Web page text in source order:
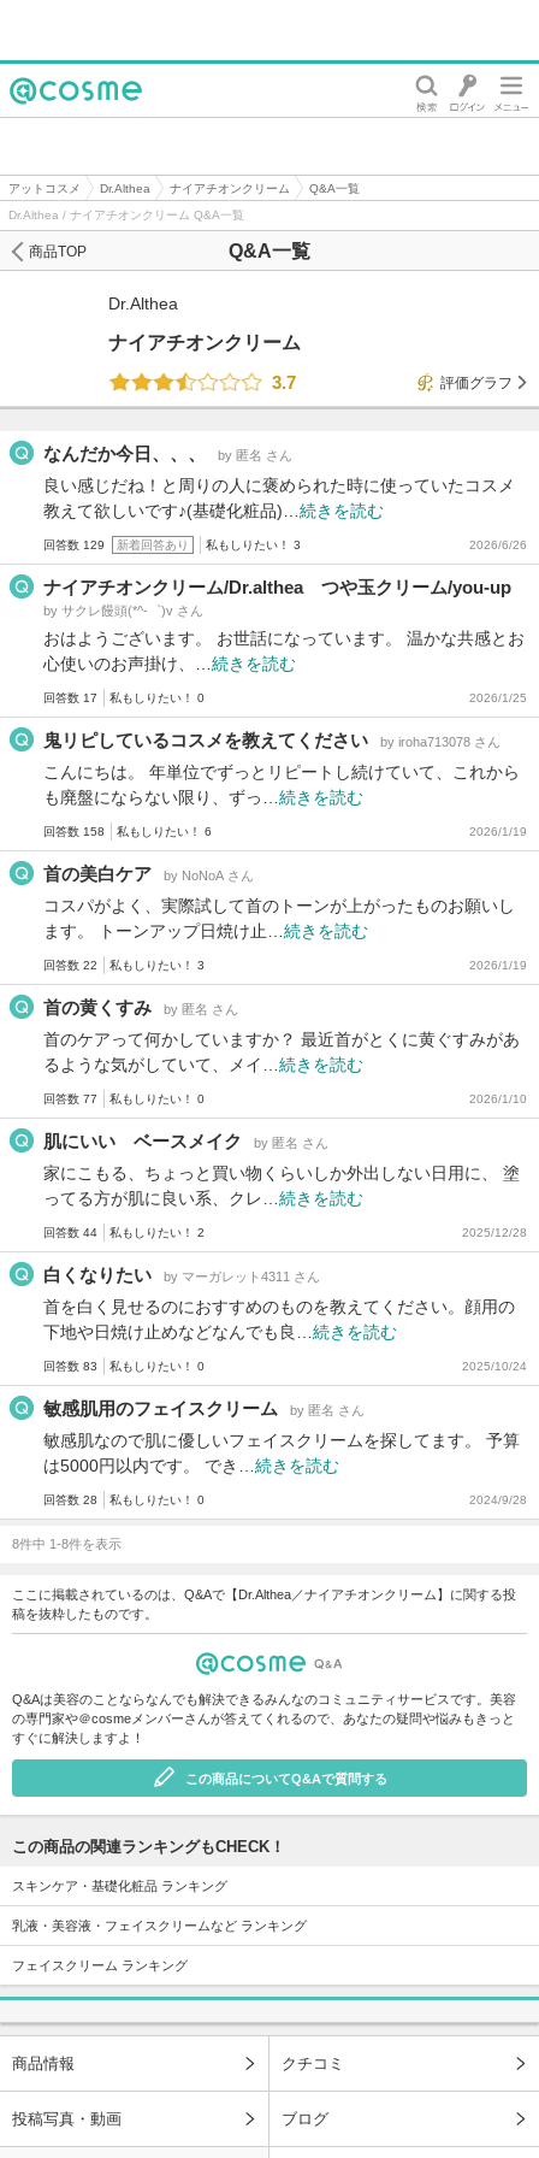
アットコスメ Dr.Althea ナイアチオンクリーム
Q&A一覧
Dr.Althea / ナイアチオンクリーム Q&A一覧
Q&A一覧
商品TOP
Dr.Althea
ナイアチオンクリーム
3.7
評価グラフ
なんだか今日、、、 by 匿名 さん
良い感じだね！と周りの人に褒められた時に使っていたコスメ
教えて欲しいです♪(基礎化粧品)… 続きを読む
回答数 129 新着回答あり 私もしりたい！ 3 2026/6/26
ナイアチオンクリーム/Dr.althea つや玉クリーム/you-up
by サクレ饅頭(*^-゜)v さん
おはようございます。 お世話になっています。 温かな共感とお
心使いのお声掛け、… 続きを読む
回答数 17 私もしりたい！ 0 2026/1/25
鬼リピしているコスメを教えてください by iroha713078 さん
こんにちは。 年単位でずっとリピートし続けていて、これから
も廃盤にならない限り、ずっ… 続きを読む
回答数 158 私もしりたい！ 6 2026/1/19
首の美白ケア by NoNoA さん
コスパがよく、実際試して首のトーンが上がったものお願いし
ます。 トーンアップ日焼け止… 続きを読む
回答数 22 私もしりたい！ 3 2026/1/19
首の黄くすみ by 匿名 さん
首のケアって何かしていますか？ 最近首がとくに黄ぐすみがあ
るような気がしていて、メイ… 続きを読む
回答数 77 私もしりたい！ 0 2026/1/10
肌にいい ベースメイク by 匿名 さん
家にこもる、ちょっと買い物くらいしか外出しない日用に、 塗
ってる方が肌に良い系、クレ… 続きを読む
回答数 44 私もしりたい！ 2 2025/12/28
白くなりたい by マーガレット4311 さん
首を白く見せるのにおすすめのものを教えてください。顔用の
下地や日焼け止めなどなんでも良… 続きを読む
回答数 83 私もしりたい！ 0 2025/10/24
敏感肌用のフェイスクリーム by 匿名 さん
敏感肌なので肌に優しいフェイスクリームを探してます。 予算
は5000円以内です。 でき… 続きを読む
回答数 28 私もしりたい！ 0 2024/9/28
8件中 1-8件を表示
ここに掲載されているのは、Q&Aで【Dr.Althea／ナイアチオンクリーム】に関する投
稿を抜粋したものです。
Q&Aは美容のことならなんでも解決できるみんなのコミュニティサービスです。美容
の専門家や＠cosmeメンバーさんが答えてくれるので、あなたの疑問や悩みもきっと
すぐに解決しますよ！
この商品についてQ&Aで質問する
この商品の関連ランキングもCHECK！
スキンケア・基礎化粧品 ランキング
乳液・美容液・フェイスクリームなど ランキング
フェイスクリーム ランキング
商品情報 クチコミ
投稿写真・動画 ブログ